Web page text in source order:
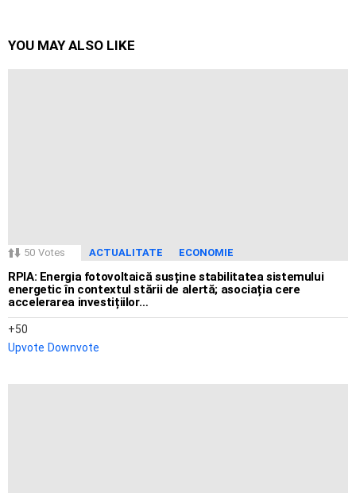
YOU MAY ALSO LIKE
50 Votes ACTUALITATE ECONOMIE
RPIA: Energia fotovoltaică susține stabilitatea sistemului
energetic în contextul stării de alertă; asociația cere
accelerarea investițiilor…
50
Upvote Downvote